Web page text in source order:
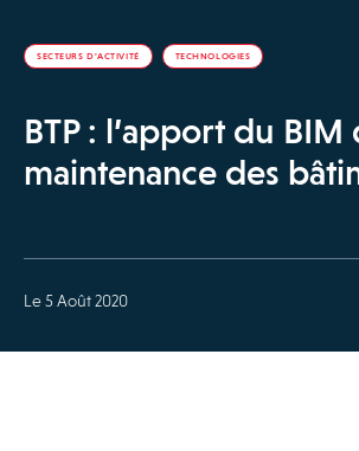
SECTEURS D'ACTIVITÉ TECHNOLOGIES
BTP : l’apport du BIM
maintenance des
Le 5 Août 2020